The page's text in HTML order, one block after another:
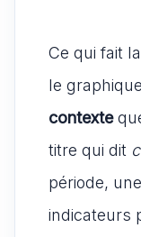
Ce qui fait
le
contexte
titre qui dit
période,
indicateurs